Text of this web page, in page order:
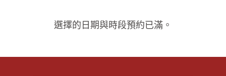
選擇的日期與時段預約已滿。